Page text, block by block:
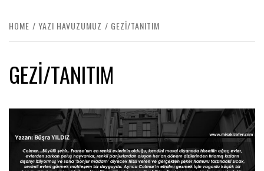
HOME YAZI HAVUZUMUZ GEZI/TANITIM
GEZI/TANITIM